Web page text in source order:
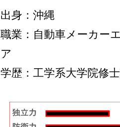
出身：沖縄
職業：自動車メーカー
ア
学歴：工学系大学院修